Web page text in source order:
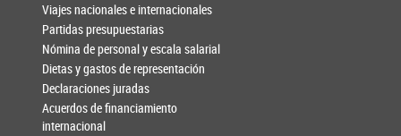
Viajes nacionales e internacionales
Partidas presupuestarias
Nómina de personal y escala salarial
Dietas y gastos de representación
Declaraciones juradas
Acuerdos de financiamiento
internacional